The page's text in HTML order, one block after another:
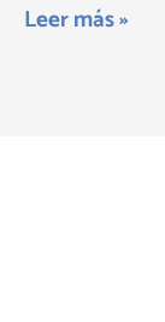
Leer más »